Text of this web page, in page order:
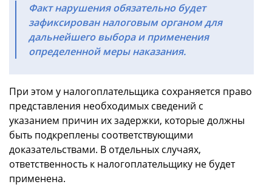
Факт нарушения обязательно будет
зафиксирован налоговым органом для
дальнейшего выбора и применения
определенной меры наказания.
При этом у налогоплательщика сохраняется право
представления необходимых сведений с
указанием причин их задержки, которые должны
быть подкреплены соответствующими
доказательствами. В отдельных случаях,
ответственность к налогоплательщику не будет
применена.